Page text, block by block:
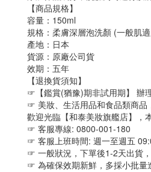
【商品規格】
容量：150ml
規格：柔膚深層泡洗顏 (一般肌
產地：日本
貨源：原廠公司貨
效期：五年
【退換貨須知】
☞【鑑賞(猶豫)期非試用期】 辦
☞ 美妝、生活用品和食品類商品
歡迎光臨【和泰美妝旗艦店】，
☞ 客服專線: 0800-001-180
☞ 客服上班時間: 週一至週五
☞ 一般狀況，下單後1-2天出貨
☞ 為確保效期新鮮，多採小批量